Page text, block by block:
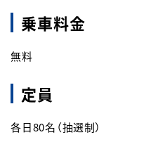
乗車料金
無料
定員
各日80名（抽選制）